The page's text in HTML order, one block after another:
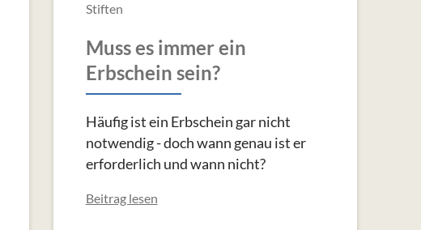
Stiften
Muss es immer ein
Erbschein sein?
Häufig ist ein Erbschein gar nicht
notwendig - doch wann genau ist er
erforderlich und wann nicht?
Beitrag lesen